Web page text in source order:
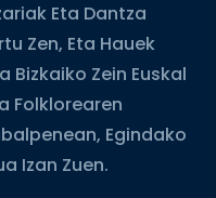
Eta Dantza
Zen, Eta Hauek
Bizkaiko Zein Euskal
Folklorearen
Egindako
Izan Zuen.